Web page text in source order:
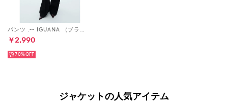
パンツ .-- IGUANA （ブラック）
￥2,990
70%
ジャケットの人気アイテム